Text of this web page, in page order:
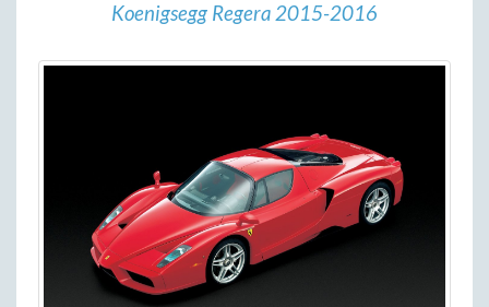
Koenigsegg Regera 2015-2016